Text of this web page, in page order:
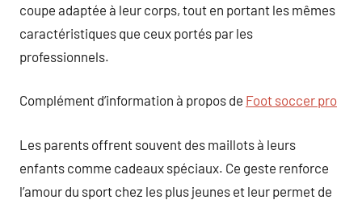
coupe adaptée à leur corps, tout en portant les mêmes
caractéristiques que ceux portés par les
professionnels.
Complément d’information à propos de Foot soccer pro
Les parents offrent souvent des maillots à leurs
enfants comme cadeaux spéciaux. Ce geste renforce
l’amour du sport chez les plus jeunes et leur permet de